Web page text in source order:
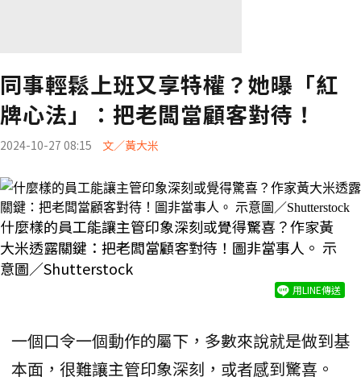
同事輕鬆上班又享特權？她曝「紅
牌心法」：把老闆當顧客對待！
2024-10-27 08:15 文／黃大米
什麼樣的員工能讓主管印象深刻或覺得驚喜？作家黃
大米透露關鍵：把老闆當顧客對待！圖非當事人。 示
意圖／Shutterstock
用LINE傳送
一個口令一個動作的屬下，多數來說就是做到基
本面，很難讓主管印象深刻，或者感到驚喜。